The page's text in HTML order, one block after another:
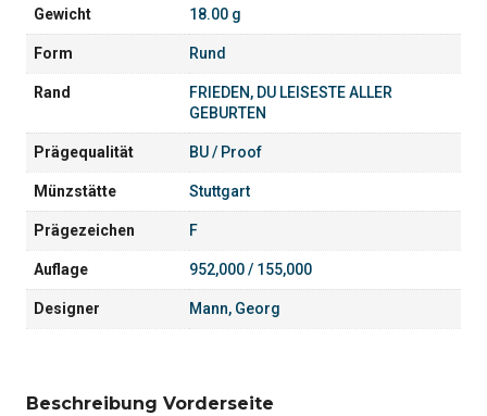
Gewicht 18.00 g
Form Rund
Rand
FRIEDEN, DU LEISESTE ALLER
GEBURTEN
Prägequalität BU / Proof
Münzstätte Stuttgart
Prägezeichen F
Auflage 952,000 / 155,000
Designer Mann, Georg
Beschreibung Vorderseite